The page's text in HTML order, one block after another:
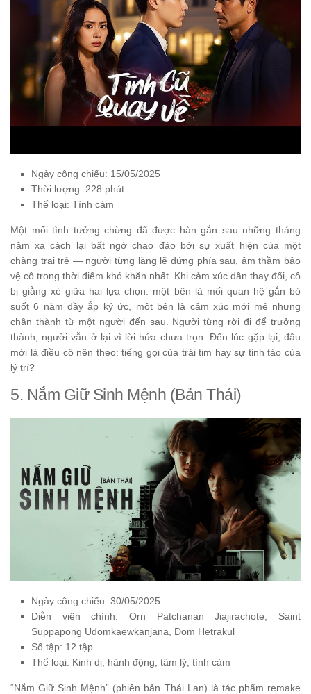
Ngày công chiếu: 15/05/2025
Thời lượng: 228 phút
Thể loại: Tình cảm
Một mối tình tưởng chừng đã được hàn gắn sau những tháng
năm xa cách lại bất ngờ chao đảo bởi sự xuất hiện của một
chàng trai trẻ — người từng lặng lẽ đứng phía sau, âm thầm bảo
vệ cô trong thời điểm khó khăn nhất. Khi cảm xúc dần thay đổi, cô
bị giằng xé giữa hai lựa chọn: một bên là mối quan hệ gắn bó
suốt 6 năm đầy ắp ký ức, một bên là cảm xúc mới mẻ nhưng
chân thành từ một người đến sau. Người từng rời đi để trưởng
thành, người vẫn ở lại vì lời hứa chưa trọn. Đến lúc gặp lại, đâu
mới là điều cô nên theo: tiếng gọi của trái tim hay sự tỉnh táo của
lý trí?
5. Nắm Giữ Sinh Mệnh (Bản Thái)
Ngày công chiếu: 30/05/2025
Diễn viên chính: Orn Patchanan Jiajirachote, Saint
Suppapong Udomkaewkanjana, Dom Hetrakul
Số tập: 12 tập
Thể loại: Kinh dị, hành động, tâm lý, tình cảm
“Nắm Giữ Sinh Mệnh” (phiên bản Thái Lan) là tác phẩm remake